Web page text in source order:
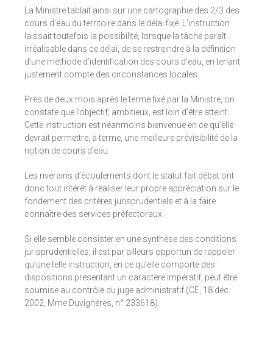
La Ministre tablait ainsi sur une cartographie des 2/3 des
cours d’eau du territoire dans le délai fixé. L’instruction
laissait toutefois la possibilité, lorsque la tâche paraît
irréalisable dans ce délai, de se restreindre à la définition
d’une méthode d’identification des cours d’eau, en tenant
justement compte des circonstances locales.
Près de deux mois après le terme fixé par la Ministre, on
constate que l’objectif, ambitieux, est loin d’être atteint.
Cette instruction est néanmoins bienvenue en ce qu’elle
devrait permettre, à terme, une meilleure prévisibilité de la
notion de cours d’eau.
Les riverains d’écoulements dont le statut fait débat ont
donc tout intérêt à réaliser leur propre appréciation sur le
fondement des critères jurisprudentiels et à la faire
connaître des services préfectoraux.
Si elle semble consister en une synthèse des conditions
jurisprudentielles, il est par ailleurs opportun de rappeler
qu’une telle instruction, en ce qu’elle comporte des
dispositions présentant un caractère impératif, peut être
soumise au contrôle du juge administratif (CE, 18 déc.
2002, Mme Duvignères, n° 233618).